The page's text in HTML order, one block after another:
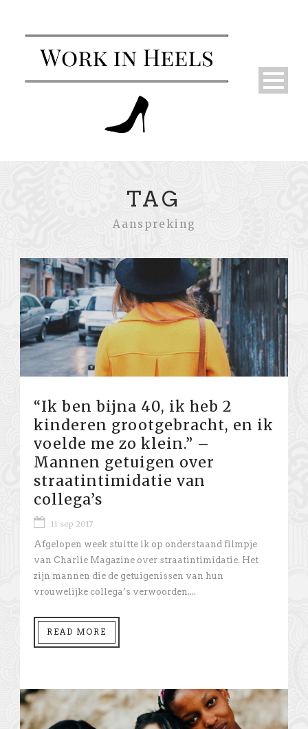
TAG
Aanspreking
“Ik ben bijna 40, ik heb 2
kinderen grootgebracht, en ik
voelde me zo klein.” –
Mannen getuigen over
straatintimidatie van
collega’s
11 sep 2017
Afgelopen week stuitte ik op onderstaand filmpje
van Charlie Magazine over straatintimidatie. Het
zijn mannen die de getuigenissen van hun
vrouwelijke collega’s verwoorden....
READ MORE